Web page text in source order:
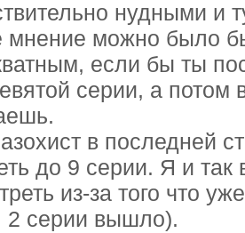
нудными и
мнение можно было
если бы ты
серии, а потом
в последней
до 9 серии. Я и
из-за того что
2 серии вышло).